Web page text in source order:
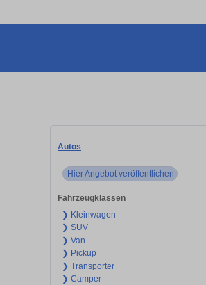
Autos
Hier Angebot veröffentlichen
Fahrzeugklassen
❯ Kleinwagen
❯ SUV
❯ Van
❯ Pickup
❯ Transporter
❯ Camper